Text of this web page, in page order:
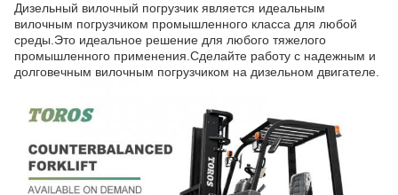
Дизельный вилочный погрузчик является идеальным
вилочным погрузчиком промышленного класса для любой
среды.Это идеальное решение для любого тяжелого
промышленного применения.Сделайте работу с надежным и
долговечным вилочным погрузчиком на дизельном двигателе.